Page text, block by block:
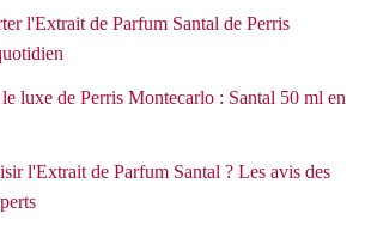
l'Extrait de Parfum Santal de Perris
luxe de Perris Montecarlo : Santal 50 ml en
l'Extrait de Parfum Santal ? Les avis des